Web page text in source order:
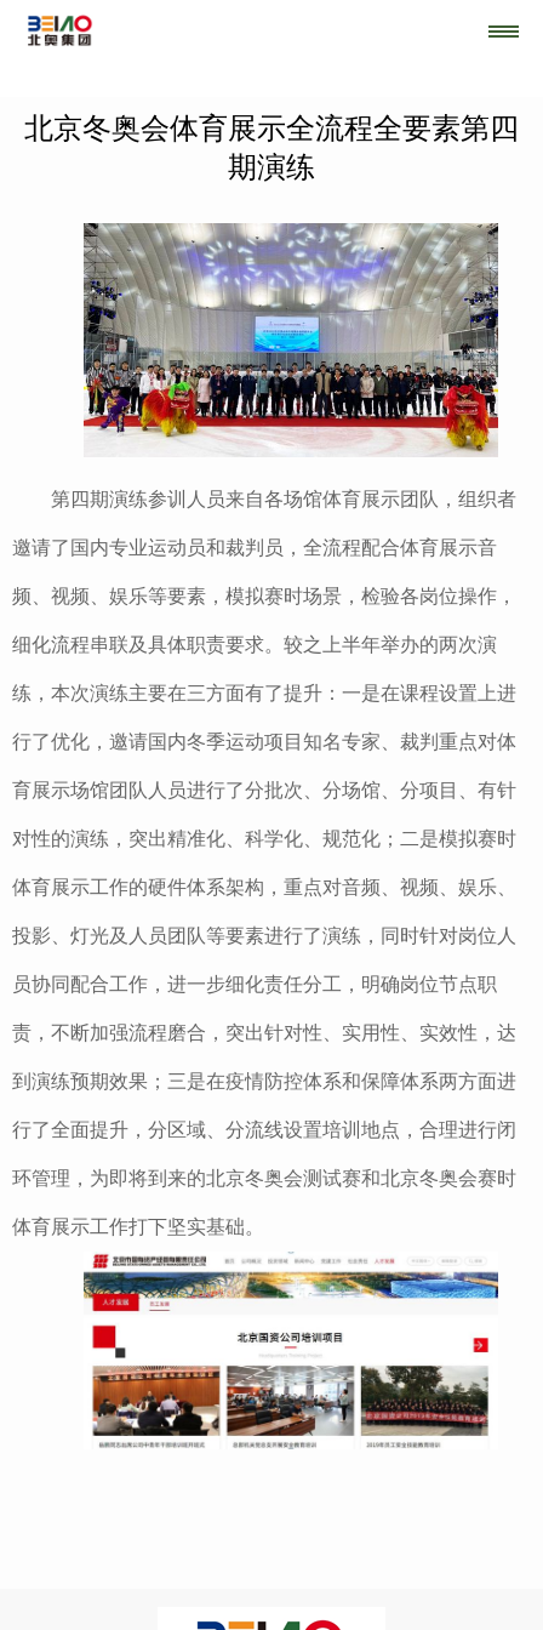
北京冬奥会体育展示全流程全要素第四
期演练
第四期演练参训人员来自各场馆体育展示团队，组织者
邀请了国内专业运动员和裁判员，全流程配合体育展示音
频、视频、娱乐等要素，模拟赛时场景，检验各岗位操作，
细化流程串联及具体职责要求。较之上半年举办的两次演
练，本次演练主要在三方面有了提升：一是在课程设置上进
行了优化，邀请国内冬季运动项目知名专家、裁判重点对体
育展示场馆团队人员进行了分批次、分场馆、分项目、有针
对性的演练，突出精准化、科学化、规范化；二是模拟赛时
体育展示工作的硬件体系架构，重点对音频、视频、娱乐、
投影、灯光及人员团队等要素进行了演练，同时针对岗位人
员协同配合工作，进一步细化责任分工，明确岗位节点职
责，不断加强流程磨合，突出针对性、实用性、实效性，达
到演练预期效果；三是在疫情防控体系和保障体系两方面进
行了全面提升，分区域、分流线设置培训地点，合理进行闭
环管理，为即将到来的北京冬奥会测试赛和北京冬奥会赛时
体育展示工作打下坚实基础。